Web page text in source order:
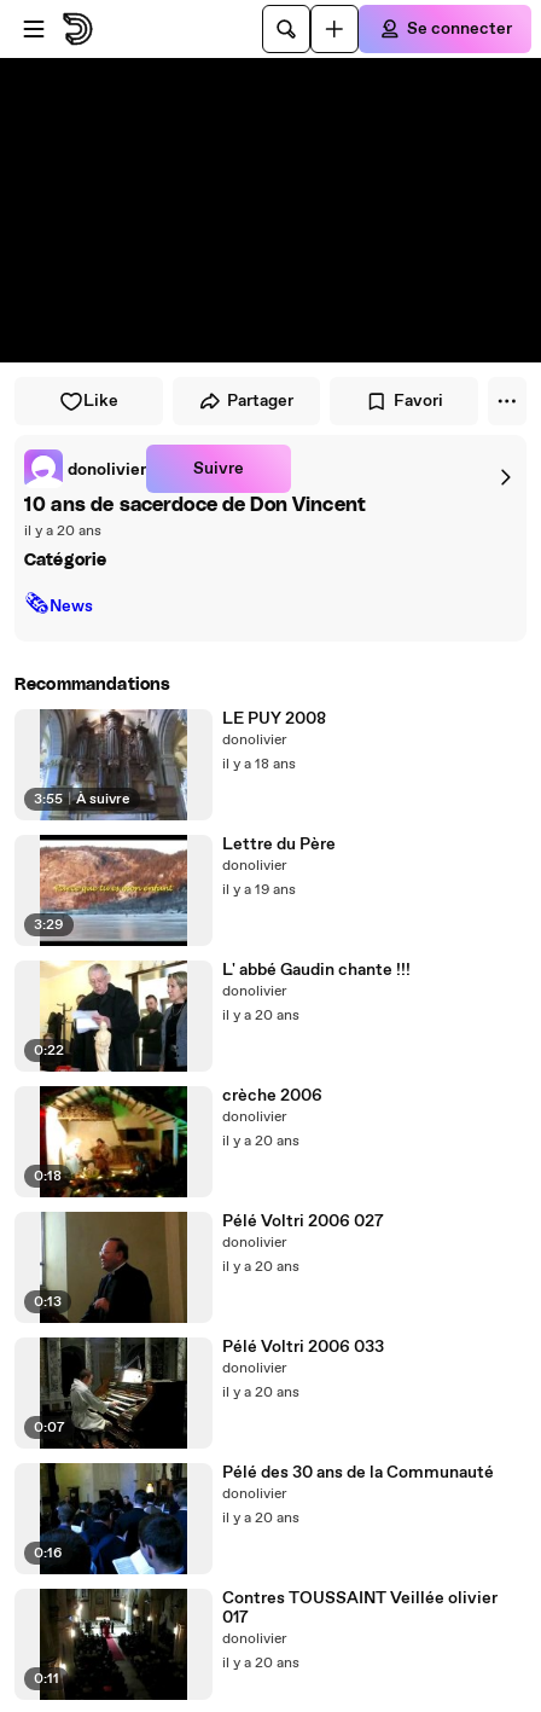
Passer au player
Passer au contenu principal
Se connecter
Like Partager Favori
donolivier Suivre
10 ans de sacerdoce de Don Vincent
il y a 20 ans
Catégorie
🗞News
Recommandations
3:55 | À suivre
LE PUY 2008
donolivier
il y a 18 ans
3:29
Lettre du Père
donolivier
il y a 19 ans
0:22
L' abbé Gaudin chante !!!
donolivier
il y a 20 ans
0:18
crèche 2006
donolivier
il y a 20 ans
0:13
Pélé Voltri 2006 027
donolivier
il y a 20 ans
0:07
Pélé Voltri 2006 033
donolivier
il y a 20 ans
0:16
Pélé des 30 ans de la Communauté
donolivier
il y a 20 ans
0:11
Contres TOUSSAINT Veillée olivier
017
donolivier
il y a 20 ans